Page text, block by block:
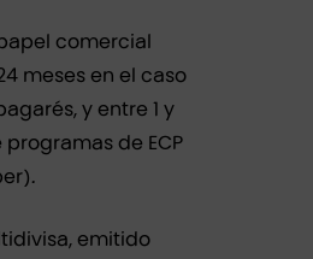
comercial
meses en el caso
y entre 1 y
de ECP
emitido